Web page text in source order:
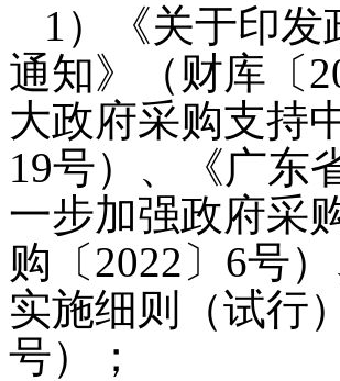
1）《关于印
通知》（财库〔
大政府采购支持
19号）、《广东
一步加强政府采
购〔2022〕6号
实施细则（试行
号）；